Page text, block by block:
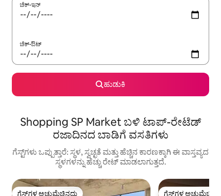
ಚೆಕ್-ಇನ್
ಚೆಕ್-ಔಟ್
ಹುಡುಕಿ
Shopping SP Market ಬಳಿ ಟಾಪ್-ರೇಟೆಡ್
ರಜಾದಿನದ ಬಾಡಿಗೆ ವಸತಿಗಳು
ಗೆಸ್ಟ್‌ಗಳು ಒಪ್ಪುತ್ತಾರೆ: ಸ್ಥಳ, ಸ್ವಚ್ಛತೆ ಮತ್ತು ಹೆಚ್ಚಿನ ಕಾರಣಕ್ಕಾಗಿ ಈ ವಾಸ್ತವ್ಯದ
ಸ್ಥಳಗಳನ್ನು ಹೆಚ್ಚು ರೇಟ್ ಮಾಡಲಾಗುತ್ತದೆ.
ಗೆಸ್ಟ್‌ಗಳ ಅಚ್ಚುಮೆಚ್ಚಿನದು ಗೆಸ್ಟ್‌ಗಳ